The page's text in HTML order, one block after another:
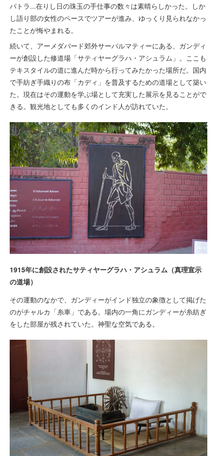
パトラ...在りし日の珠玉の手仕事の数々は素晴らしかった。しか
し語り部の女性のペースでツアーが進み、ゆっくり見られなかっ
たことが悔やまれる。
続いて、アーメダバード郊外サーバルマティーにある、ガンディ
ーが創設した修道場「サティヤーグラハ・アシュラム」。ここも
テキスタイルの道に進んだ時から行ってみたかった場所だ。国内
で手紡ぎ手織りの布「カディ」を普及するための道場として築い
た。現在はその運動を学ぶ場として充実した展示を見ることがで
きる。観光地としても多くのインド人が訪れていた。
1915年に創設されたサティヤーグラハ・アシュラム（真理宣示
の道場）
その運動のなかで、ガンディーがインド独立の象徴として掲げた
のがチャルカ「糸車」である。場内の一角にガンディーが糸紡ぎ
をした部屋が残されていた。神聖な空気である。